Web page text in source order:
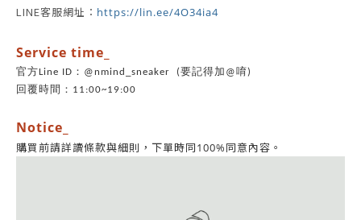
LINE客服網址： https://lin.ee/4O34ia4
Service time_
官方Line ID：@nmind_sneaker (要記得加@唷)
回覆時間：11:00~19:00
Notice_
購買前請詳讀條款與細則， 下單時同100%同意內容。